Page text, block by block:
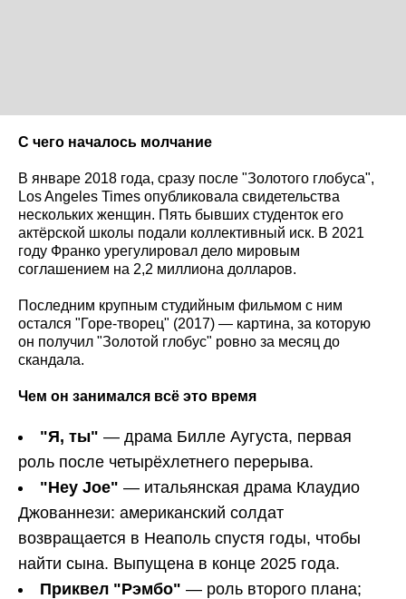
С чего началось молчание
В январе 2018 года, сразу после "Золотого глобуса",
Los Angeles Times опубликовала свидетельства
нескольких женщин. Пять бывших студенток его
актёрской школы подали коллективный иск. В 2021
году Франко урегулировал дело мировым
соглашением на 2,2 миллиона долларов.
Последним крупным студийным фильмом с ним
остался "Горе-творец" (2017) — картина, за которую
он получил "Золотой глобус" ровно за месяц до
скандала.
Чем он занимался всё это время
"Я, ты" — драма Билле Аугуста, первая
роль после четырёхлетнего перерыва.
"Hey Joe" — итальянская драма Клаудио
Джованнези: американский солдат
возвращается в Неаполь спустя годы, чтобы
найти сына. Выпущена в конце 2025 года.
Приквел "Рэмбо" — роль второго плана;